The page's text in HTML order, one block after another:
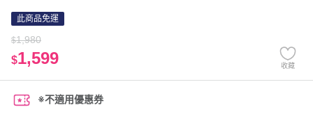
此商品免運
$1,980
$1,599 收藏
※不適用優惠券